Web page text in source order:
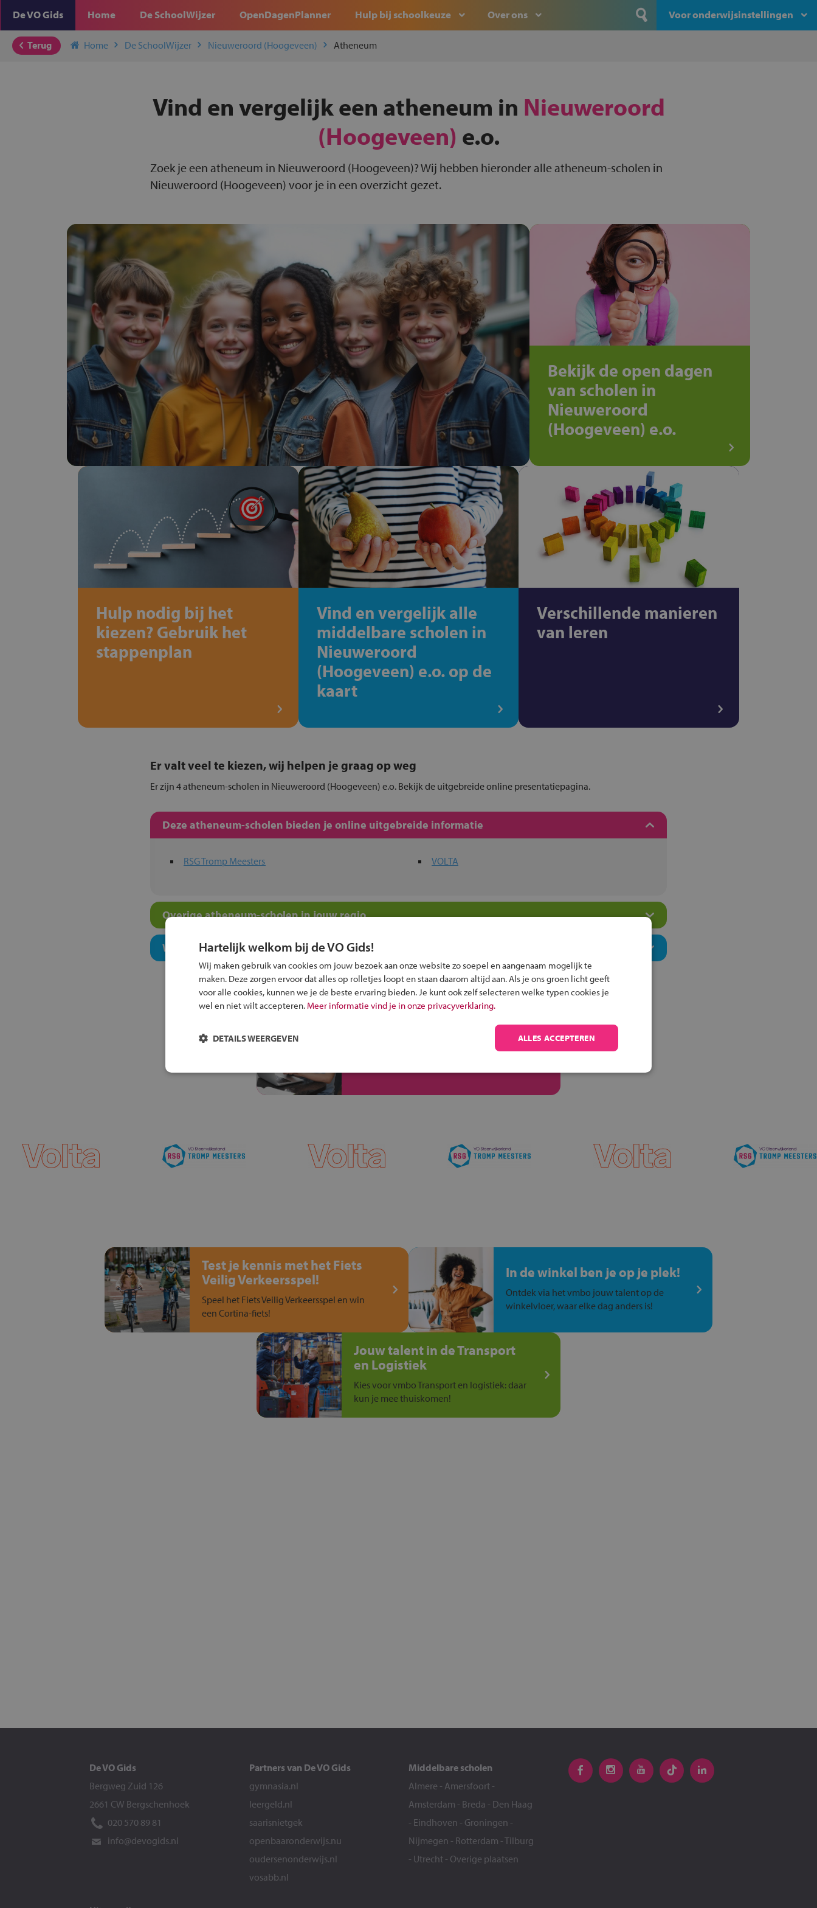
De VO Gids Home De SchoolWijzer OpenDagenPlanner Hulp bij schoolkeuze Over ons Voor onderwijsinstellingen
Terug Home De SchoolWijzer Nieuweroord (Hoogeveen) Atheneum
Vind en vergelijk een atheneum in Nieuweroord
(Hoogeveen) e.o.
Zoek je een atheneum in Nieuweroord (Hoogeveen)? Wij hebben hieronder alle atheneum-scholen in
Nieuweroord (Hoogeveen) voor je in een overzicht gezet.
Bekijk de open dagen
van scholen in
Nieuweroord
(Hoogeveen) e.o.
Hulp nodig bij het
kiezen? Gebruik het
stappenplan
Vind en vergelijk alle
middelbare scholen in
Nieuweroord
(Hoogeveen) e.o. op de
kaart
Verschillende manieren
van leren
Er valt veel te kiezen, wij helpen je graag op weg
Er zijn 4 atheneum-scholen in Nieuweroord (Hoogeveen) e.o. Bekijk de uitgebreide online presentatiepagina.
Deze atheneum-scholen bieden je online uitgebreide informatie
RSG Tromp Meesters VOLTA
Overige atheneum-scholen in jouw regio
Welk onderwijsconcept past bij jou?
Alle informatie om je kind aan te melden bij
Test je kennis met het Fiets
Veilig Verkeersspel!
Speel het Fiets Veilig Verkeersspel en win
een Cortina-fiets!
In de winkel ben je op je plek!
Ontdek via het vmbo jouw talent op de
winkelvloer, waar elke dag anders is!
Jouw talent in de Transport
en Logistiek
Kies voor vmbo Transport en logistiek: daar
kun je mee thuiskomen!
De VO Gids
Bergweg Zuid 126
2661 CW Bergschenhoek
020 570 89 81
info@devogids.nl
Partners van De VO Gids
gymnasia.nl
leergeld.nl
saarisnietgek
openbaaronderwijs.nu
oudersenonderwijs.nl
vosabb.nl
Middelbare scholen
Almere - Amersfoort -
Amsterdam - Breda - Den Haag
- Eindhoven - Groningen -
Nijmegen - Rotterdam -Tilburg
- Utrecht - Overige plaatsen
Hartelijk welkom bij de VO Gids!
Wij maken gebruik van cookies om jouw bezoek aan onze website zo soepel en aangenaam mogelijk te
maken. Deze zorgen ervoor dat alles op rolletjes loopt en staan daarom altijd aan. Als je ons groen licht geeft
voor alle cookies, kunnen we je de beste ervaring bieden. Je kunt ook zelf selecteren welke typen cookies je
wel en niet wilt accepteren. Meer informatie vind je in onze privacyverklaring.
ALLES ACCEPTEREN
DETAILS WEERGEVEN